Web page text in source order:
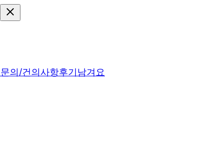
문의/건의사항후기남겨요